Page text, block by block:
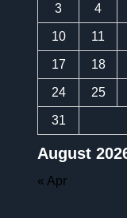
August
3 4
10 11
17 18
24 25
31
« Apr